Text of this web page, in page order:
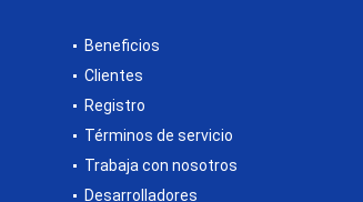
Beneficios
Clientes
Registro
Términos de servicio
Trabaja con nosotros
Desarrolladores